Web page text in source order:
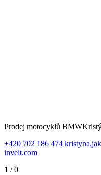
Prodej motocyklů BMW
+420 702 186 474
invelt.com
1 / 0